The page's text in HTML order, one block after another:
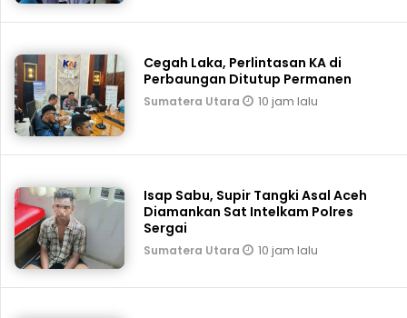
Cegah Laka, Perlintasan KA di
Perbaungan Ditutup Permanen
Sumatera Utara 10 jam lalu
Isap Sabu, Supir Tangki Asal Aceh
Diamankan Sat Intelkam Polres
Sergai
Sumatera Utara 10 jam lalu